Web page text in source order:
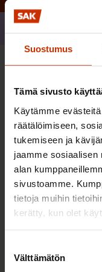
Suostumus
Tämä sivusto
Käytämme
räätälöimiseen,
tukemiseen ja
jaamme sosiaalisen
alan
sivustoamme.
tietoja muihin
kerätty, kun olet
valinta
Välttämätön
TERVE JA HYVÄ